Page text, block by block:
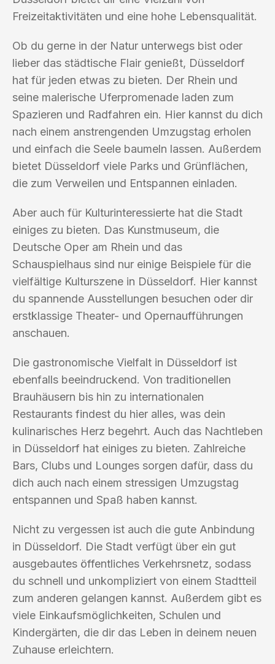
Freizeitaktivitäten und eine hohe Lebensqualität.
Ob du gerne in der Natur unterwegs bist oder
lieber das städtische Flair genießt, Düsseldorf
hat für jeden etwas zu bieten. Der Rhein und
seine malerische Uferpromenade laden zum
Spazieren und Radfahren ein. Hier kannst du dich
nach einem anstrengenden Umzugstag erholen
und einfach die Seele baumeln lassen. Außerdem
bietet Düsseldorf viele Parks und Grünflächen,
die zum Verweilen und Entspannen einladen.
Aber auch für Kulturinteressierte hat die Stadt
einiges zu bieten. Das Kunstmuseum, die
Deutsche Oper am Rhein und das
Schauspielhaus sind nur einige Beispiele für die
vielfältige Kulturszene in Düsseldorf. Hier kannst
du spannende Ausstellungen besuchen oder dir
erstklassige Theater- und Opernaufführungen
anschauen.
Die gastronomische Vielfalt in Düsseldorf ist
ebenfalls beeindruckend. Von traditionellen
Brauhäusern bis hin zu internationalen
Restaurants findest du hier alles, was dein
kulinarisches Herz begehrt. Auch das Nachtleben
in Düsseldorf hat einiges zu bieten. Zahlreiche
Bars, Clubs und Lounges sorgen dafür, dass du
dich auch nach einem stressigen Umzugstag
entspannen und Spaß haben kannst.
Nicht zu vergessen ist auch die gute Anbindung
in Düsseldorf. Die Stadt verfügt über ein gut
ausgebautes öffentliches Verkehrsnetz, sodass
du schnell und unkompliziert von einem Stadtteil
zum anderen gelangen kannst. Außerdem gibt es
viele Einkaufsmöglichkeiten, Schulen und
Kindergärten, die dir das Leben in deinem neuen
Zuhause erleichtern.